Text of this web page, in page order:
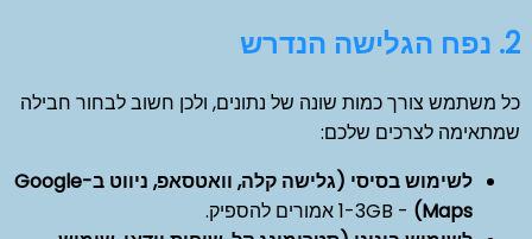
2. נפח הגלישה הנדרש
כל משתמש צורך כמות שונה של נתונים, ולכן חשוב לבחור חבילה
שמתאימה לצרכים שלכם:
לשימוש בסיסי (גלישה קלה, וואטסאפ, ניווט ב-Google
Maps)
- 1-3GB אמורים להספיק.